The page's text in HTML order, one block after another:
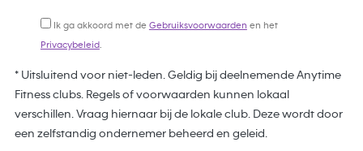
Ik ga akkoord met de Gebruiksvoorwaarden en het
Privacybeleid.
* Uitsluitend voor niet-leden. Geldig bij deelnemende Anytime
Fitness clubs. Regels of voorwaarden kunnen lokaal
verschillen. Vraag hiernaar bij de lokale club. Deze wordt door
een zelfstandig ondernemer beheerd en geleid.